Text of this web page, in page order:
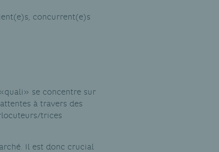
concurrent(e)s
se concentre sur
à travers des
trices
Il est donc crucial